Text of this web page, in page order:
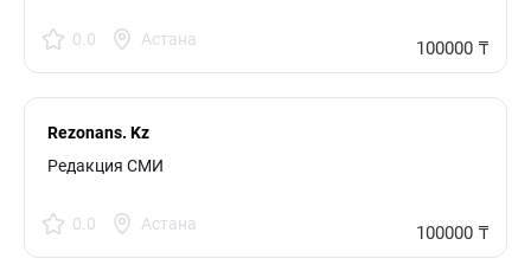
0.0 Астана 100000 ₸
Rezonans. Kz
Редакция СМИ
0.0 Астана 100000 ₸